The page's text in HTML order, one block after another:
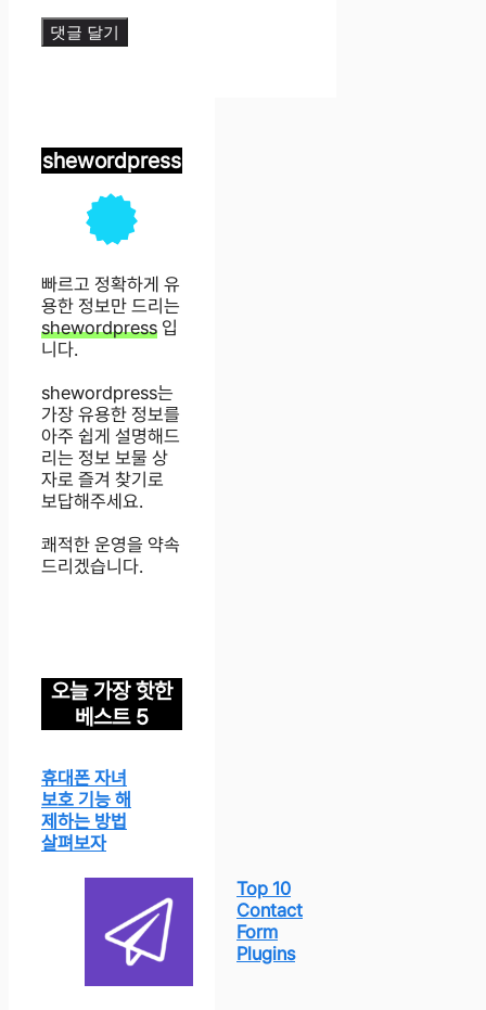
shewordpress
빠르고 정확하게 유
용한 정보만 드리는
shewordpress 입
니다.
shewordpress는
가장 유용한 정보를
아주 쉽게 설명해드
리는 정보 보물 상
자로 즐겨 찾기로
보답해주세요.
쾌적한 운영을 약속
드리겠습니다.
오늘 가장 핫한
베스트 5
휴대폰 자녀
보호 기능 해
제하는 방법
살펴보자
Top 10
Contact
Form
Plugins